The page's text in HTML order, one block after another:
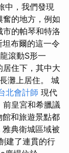
中，我們發現
的地方，例如
的帕琴和特洛
布爾的這一令
滾動S形一
住下，其中大
灘上居住。 城
北會計師 現代
前皇宮和希臘議
館和旅遊景點都
雅典衛城區域被
建了連貫的行